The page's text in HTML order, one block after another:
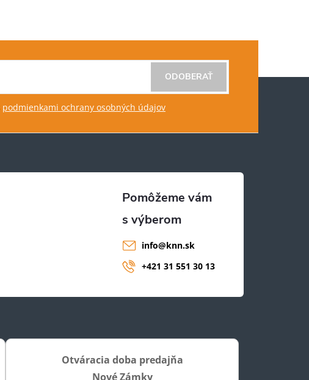
podmienkami ochrany osobných údajov
ODOBERAŤ
info@knn.sk
+421 31 551 30 13
Otváracia doba predajňa
Nové Zámky